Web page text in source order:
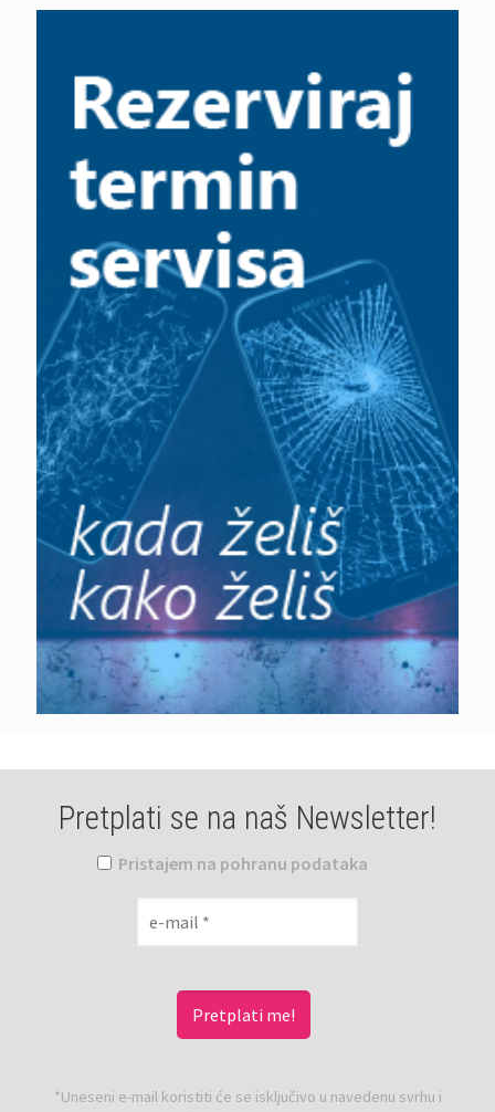
Pretplati se na naš Newsletter!
Pristajem na pohranu podataka
*Uneseni e-mail koristiti će se isključivo u navedenu svrhu i